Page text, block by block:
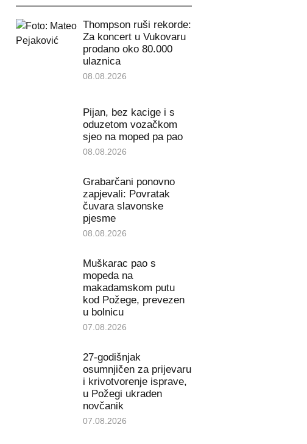
Thompson ruši rekorde:
Za koncert u Vukovaru
prodano oko 80.000
ulaznica
08.08.2026
Pijan, bez kacige i s
oduzetom vozačkom
sjeo na moped pa pao
08.08.2026
Grabarčani ponovno
zapjevali: Povratak
čuvara slavonske
pjesme
08.08.2026
Muškarac pao s
mopeda na
makadamskom putu
kod Požege, prevezen
u bolnicu
07.08.2026
27-godišnjak
osumnjičen za prijevaru
i krivotvorenje isprave,
u Požegi ukraden
novčanik
07.08.2026